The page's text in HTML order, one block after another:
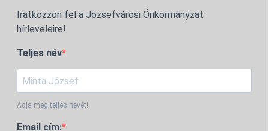
Iratkozzon fel a Józsefvárosi Önkormányzat
hírleveleire!
Teljes név
Adja meg teljes nevét!
Email cím: